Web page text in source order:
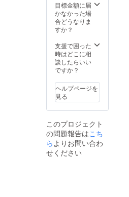
目標金額に届
かなかった場
合どうなりま
すか？
支援で困った
時はどこに相
談したらいい
ですか？
ヘルプページを
見る
このプロジェクト
の問題報告はこち
らよりお問い合わ
せください